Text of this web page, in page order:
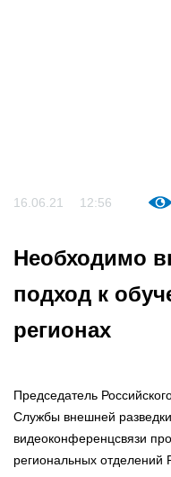
16.06.21 12:56
Необходимо
подход к
регионах
Председатель
Службы внешней
видеоконференцсвязи
региональных отделений